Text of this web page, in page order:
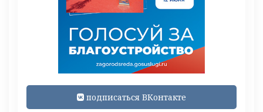
подписаться ВКонтакте